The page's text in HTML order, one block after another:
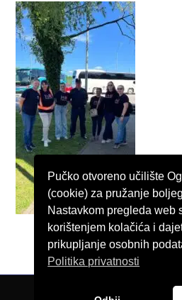
Pučko otvoreno učilište
(cookie) za pružanje
Nastavkom pregleda web
korištenjem kolačića i
prikupljanje osobnih
Politika privatnosti